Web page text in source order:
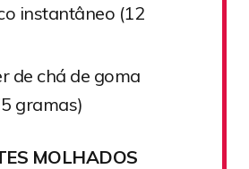
instantâneo (12
de chá de goma
gramas)
MOLHADOS